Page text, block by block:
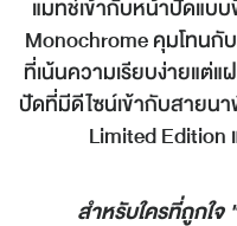
แมทช์เข้ากับหน้าปัดแบ
Monochrome คุมโทนกั
ที่เน้นความเรียบง่ายแต่
ปัดที่มีดีไซน์เข้ากับสายน
Limited Edition
สำหรับใครที่ถูกใจ "